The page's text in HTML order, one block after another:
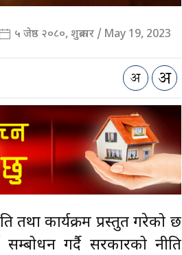
५ जेष्ठ २०८०, शुक्रबार / May 19, 2023
तथा कार्यक्रम प्रस्तुत गरेको छ
गर्दै सरकारको नीति